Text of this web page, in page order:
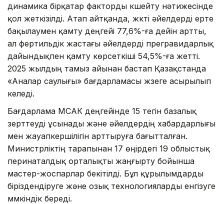
динамика бірқатар факторды күшейту нәтижесінде
қол жеткізілді. Атап айтқанда, жүкті әйелдерді ерте
бақылаумен қамту деңгейі 77,6%-ға дейін артты,
ал фертильдік жастағы әйелдерді прегравидарлық
дайындықпен қамту көрсеткіші 54,5%-ға жетті.
2025 жылдың тамыз айынан бастап Қазақстанда
«Аналар саулығы» бағдарламасы жүзеге асырылып
келеді.
Бағдарлама МСАК деңгейінде 15 тегін базалық
зерттеуді ұсынады және әйелдердің хабардарлығы
мен жауапкершілігін арттыруға бағытталған.
Министрліктің тарапынан 17 өңірдегі 19 облыстық
перинаталдық орталықты жаңғырту бойынша
мастер-жоспарлар бекітілді. Бұл құрылымдарды
біріздендіруге және озық технологияларды енгізуге
мүмкіндік береді.